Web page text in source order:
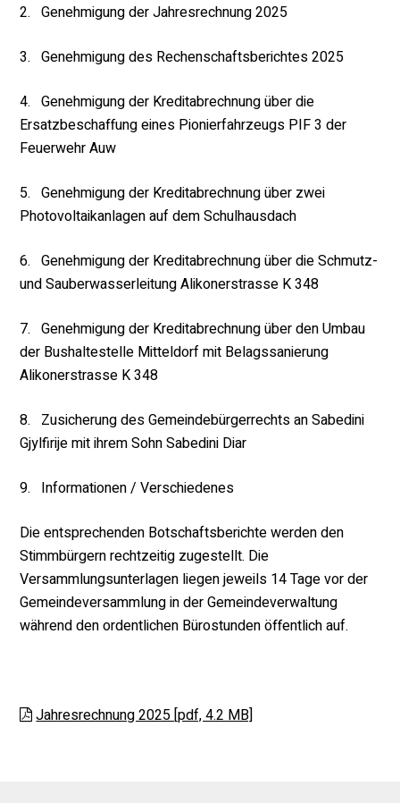
2. Genehmigung der Jahresrechnung 2025
3. Genehmigung des Rechenschaftsberichtes 2025
4. Genehmigung der Kreditabrechnung über die
Ersatzbeschaffung eines Pionierfahrzeugs PIF 3 der
Feuerwehr Auw
5. Genehmigung der Kreditabrechnung über zwei
Photovoltaikanlagen auf dem Schulhausdach
6. Genehmigung der Kreditabrechnung über die Schmutz-
und Sauberwasserleitung Alikonerstrasse K 348
7. Genehmigung der Kreditabrechnung über den Umbau
der Bushaltestelle Mitteldorf mit Belagssanierung
Alikonerstrasse K 348
8. Zusicherung des Gemeindebürgerrechts an Sabedini
Gjylfirije mit ihrem Sohn Sabedini Diar
9. Informationen / Verschiedenes
Die entsprechenden Botschaftsberichte werden den
Stimmbürgern rechtzeitig zugestellt. Die
Versammlungsunterlagen liegen jeweils 14 Tage vor der
Gemeindeversammlung in der Gemeindeverwaltung
während den ordentlichen Bürostunden öffentlich auf.
Jahresrechnung 2025 [pdf, 4.2 MB]